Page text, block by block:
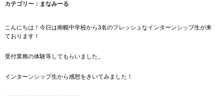
カテゴリー： まなみーる
こんにちは！今日は南幌中学校から3名のフレッシュなインターンシップ生が来
ております！
受付業務の体験等してもらいました。
インターンシップ生から感想をきいてみました！